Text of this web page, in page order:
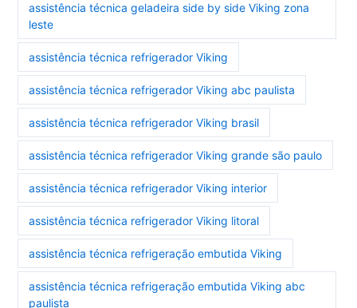
assistência técnica geladeira side by side Viking zona
leste
assistência técnica refrigerador Viking
assistência técnica refrigerador Viking abc paulista
assistência técnica refrigerador Viking brasil
assistência técnica refrigerador Viking grande são paulo
assistência técnica refrigerador Viking interior
assistência técnica refrigerador Viking litoral
assistência técnica refrigeração embutida Viking
assistência técnica refrigeração embutida Viking abc
paulista